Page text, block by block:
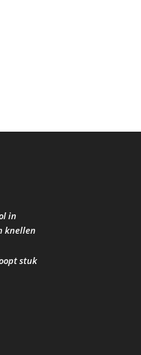
in
knellen
stuk